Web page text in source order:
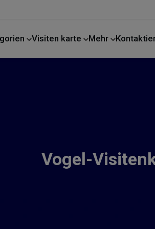
Visiten karte Mehr
Vogel-